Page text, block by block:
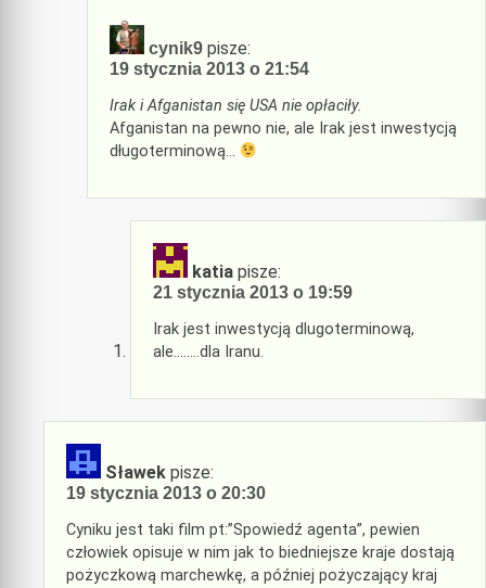
cynik9 pisze:
19 stycznia 2013 o 21:54
Irak i Afganistan się USA nie opłaciły.
Afganistan na pewno nie, ale Irak jest inwestycją
długoterminową…
katia pisze:
21 stycznia 2013 o 19:59
Irak jest inwestycją dlugoterminową,
ale……..dla Iranu.
Sławek pisze:
19 stycznia 2013 o 20:30
Cyniku jest taki film pt:”Spowiedź agenta”, pewien
człowiek opisuje w nim jak to biedniejsze kraje dostają
pożyczkową marchewkę, a później pożyczający kraj